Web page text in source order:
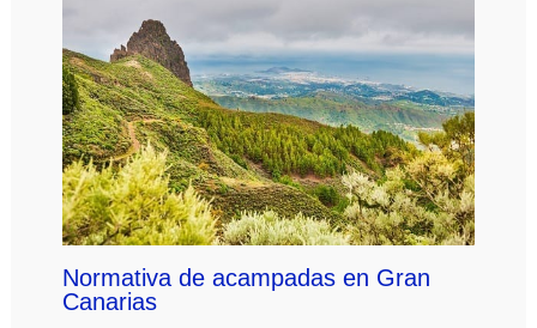
Normativa de acampadas en Gran
Canarias